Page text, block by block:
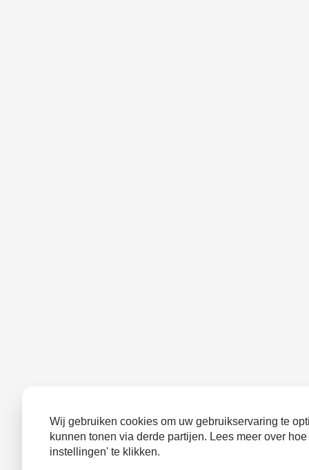
Wij gebruiken cookies om uw gebruikservaring te
kunnen tonen via derde partijen. Lees meer over
instellingen' te klikken.